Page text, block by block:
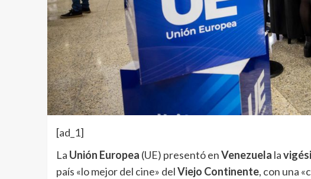
[ad_1]
La Unión Europea (UE) presentó enVenezuela la
país «lo mejor del cine» delViejo Continente, con una